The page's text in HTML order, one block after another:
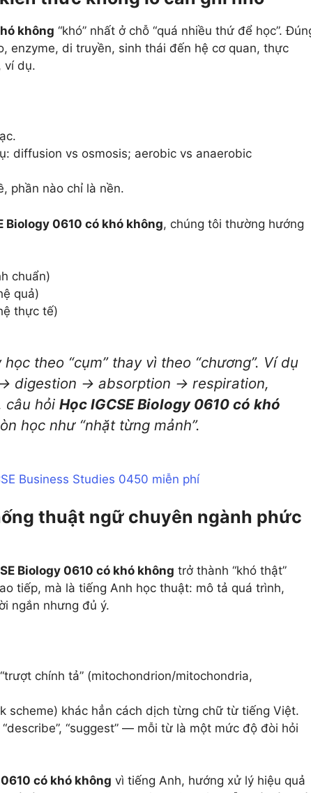
không “khó” nhất ở chỗ “quá nhiều thứ để học”.
enzyme, di truyền, sinh thái đến hệ cơ quan, thực
ví dụ.
diffusion vs osmosis; aerobic vs anaerobic
phần nào chỉ là nền.
Biology 0610 có khó không, chúng tôi thường hướng
chuẩn)
quả)
thực tế)
theo “cụm” thay vì theo “chương”. Ví dụ
digestion → absorption → respiration,
câu hỏi Học IGCSE Biology 0610 có khó
học như “nhặt từng mảnh”.
Business Studies 0450 miễn phí
thuật ngữ chuyên ngành phức
Biology 0610 có khó không trở thành “khó thật”
tiếp, mà là tiếng Anh học thuật: mô tả quá trình,
ngắn nhưng đủ ý.
chính tả” (mitochondrion/mitochondria,
scheme) khác hẳn cách dịch từng chữ từ tiếng Việt.
“describe”, “suggest” — mỗi từ là một mức độ đòi hỏi
có khó không vì tiếng Anh, hướng xử lý hiệu quả